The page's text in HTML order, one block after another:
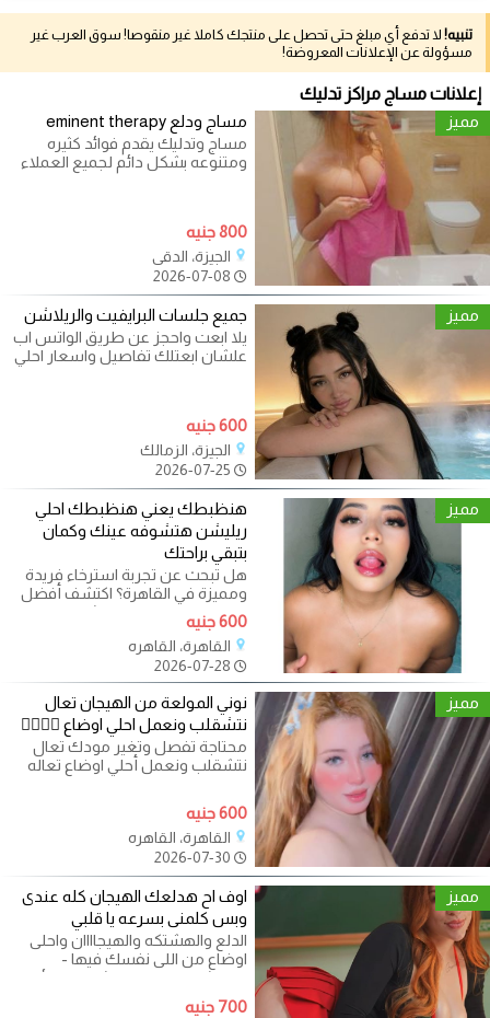
تنبيه! لا تدفع أي مبلغ حتى تحصل على منتجك كاملا غير منقوصا! سوق العرب غير
مسؤولة عن الإعلانات المعروضة!
إعلانات مساج مراكز تدليك
مميز
مساج ودلع eminent therapy
مساج وتدليك يقدم فوائد كثيره
ومتنوعه بشكل دائم لجميع العملاء
800 جنيه
الجيزة، الدقي
مميز جميع جلسات البرايفيت والريلاشن
يلا ابعت واحجز عن طريق الواتس اب
علشان ابعتلك تفاصيل واسعار احلي
600 جنيه
الجيزة، الزمالك
مميز
هنظبطك يعني هنظبطك احلي
ريليشن هتشوفه عينك وكمان
بتبقي براحتك
هل تبحث عن تجربة استرخاء فريدة
ومميزة في القاهرة؟ اكتشف أفضل
محترفات المساج الريلاشن لدينا،
600 جنيه
القاهرة، القاهره
مميز
نوني المولعة من الهيجان تعال
نتشقلب ونعمل احلي اوضاع ❤️‍🔥❤️‍🔥
محتاجة تفصل وتغير مودك تعال
نتشقلب ونعمل أحلي اوضاع تعاله
التميز
600 جنيه
القاهرة، القاهره
مميز
اوف اح هدلعك الهيجان كله عندى
وبس كلمنى بسرعه يا قلبي
الدلع والهشتكه والهيجاااان واحلى
اوضاع من اللى نفسك فيها -
الريليشن والمتعة والشقلبة والأوضاع
700 جنيه